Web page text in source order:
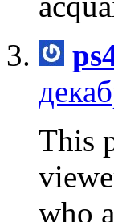
This
who